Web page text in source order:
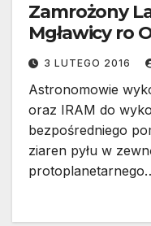
Zamrożony
Mgławicy ro
3 LUTEGO 2016
Astronomowie
oraz IRAM do
bezpośredniego
ziaren pyłu w